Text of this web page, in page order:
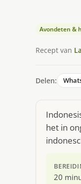
Avondeten &
Recept van
Delen:
het in
20